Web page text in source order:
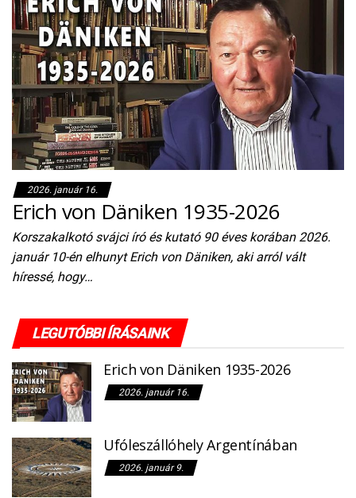
2026. január 16.
Erich von Däniken 1935-2026
Korszakalkotó svájci író és kutató 90 éves korában 2026.
január 10-én elhunyt Erich von Däniken, aki arról vált
híressé, hogy…
LEGUTÓBBI ÍRÁSAINK
Erich von Däniken 1935-2026
2026. január 16.
Ufóleszállóhely Argentínában
2026. január 9.